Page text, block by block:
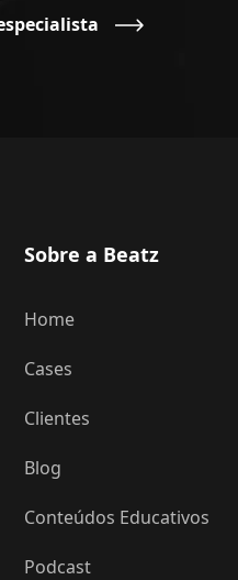
Sobre a Beatz
Home
Cases
Clientes
Blog
Conteúdos Educativos
Podcast